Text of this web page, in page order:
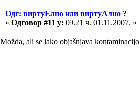
Одг: виртуЕлно или виртуАлно ?
« Одговор #11 у: 09.21 ч. 01.11.2007. »
Možda, ali se lako objašnjava